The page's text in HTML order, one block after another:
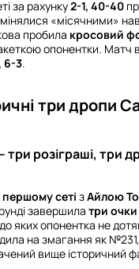
за рахунку2-1, 40-40
«місячними»
пробила кросовий
опонентки. Матч
6-3.
три дропи
три розіграші, три
сеті зАйлою
завершила три
яких опонентка не
на змагання як
вище історичний